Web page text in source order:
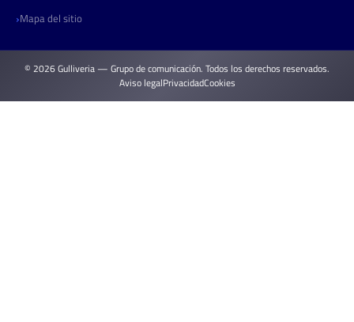
Mapa del sitio
© 2026 Gulliveria — Grupo de comunicación. Todos los derechos reservados.
Aviso legalPrivacidadCookies